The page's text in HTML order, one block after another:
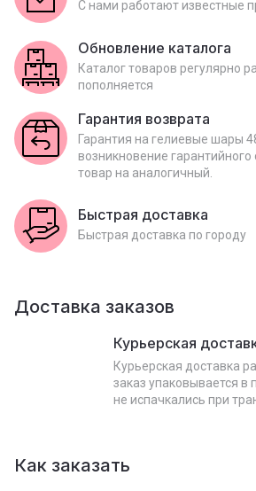
С нами работают известные
Обновление каталога
Каталог товаров регулярно
пополняется
Гарантия возврата
Гарантия на гелиевые шары
возникновение
товар на аналогичный.
Быстрая доставка
Быстрая доставка по городу
Доставка заказов
Курьерская
Курьерская доставка
заказ упаковывается в
не испачкались при
Как заказать